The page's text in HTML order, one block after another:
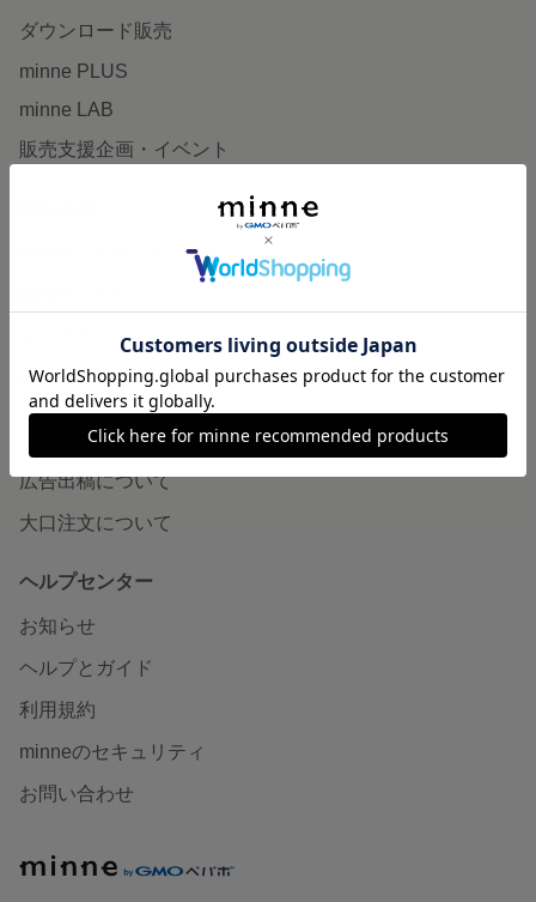
ダウンロード販売
minne PLUS
minne LAB
販売支援企画・イベント
minneとものづくりと
minneの本
企業の方へ
広告出稿について
大口注文について
ヘルプセンター
お知らせ
ヘルプとガイド
利用規約
minneのセキュリティ
お問い合わせ